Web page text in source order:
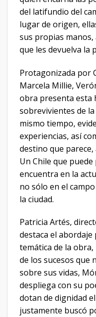
del latifundio del
lugar de origen,
sus propias
que les devuelva la
Protagonizada por
Marcela Millie,
obra presenta esta
sobrevivientes de
mismo tiempo,
experiencias, así
destino que
Un Chile que
encuentra en la
no sólo en el
la ciudad.
Patricia Artés,
destaca el
temática de la obra,
de los sucesos que
sobre sus vidas,
despliega con su
dotan de dignidad
justamente buscó